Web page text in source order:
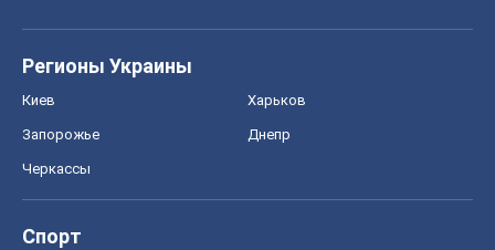
Регионы Украины
Киев Харьков
Запорожье Днепр
Черкассы
Спорт